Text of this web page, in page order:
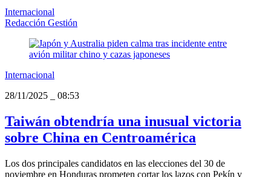
Internacional
Redacción Gestión
Internacional
28/11/2025
08:53
Taiwán obtendría una inusual victoria
sobre China en Centroamérica
Los dos principales candidatos en las elecciones del 30 de
noviembre en Honduras prometen cortar los lazos con Pekín y